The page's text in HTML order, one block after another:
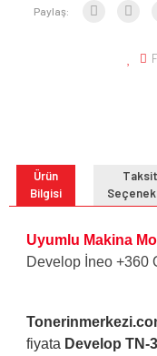
Paylaş:
Ürün
Bilgisi
Taksit
Uyumlu Makina
Develop İneo +360
fiyata Develop TN-